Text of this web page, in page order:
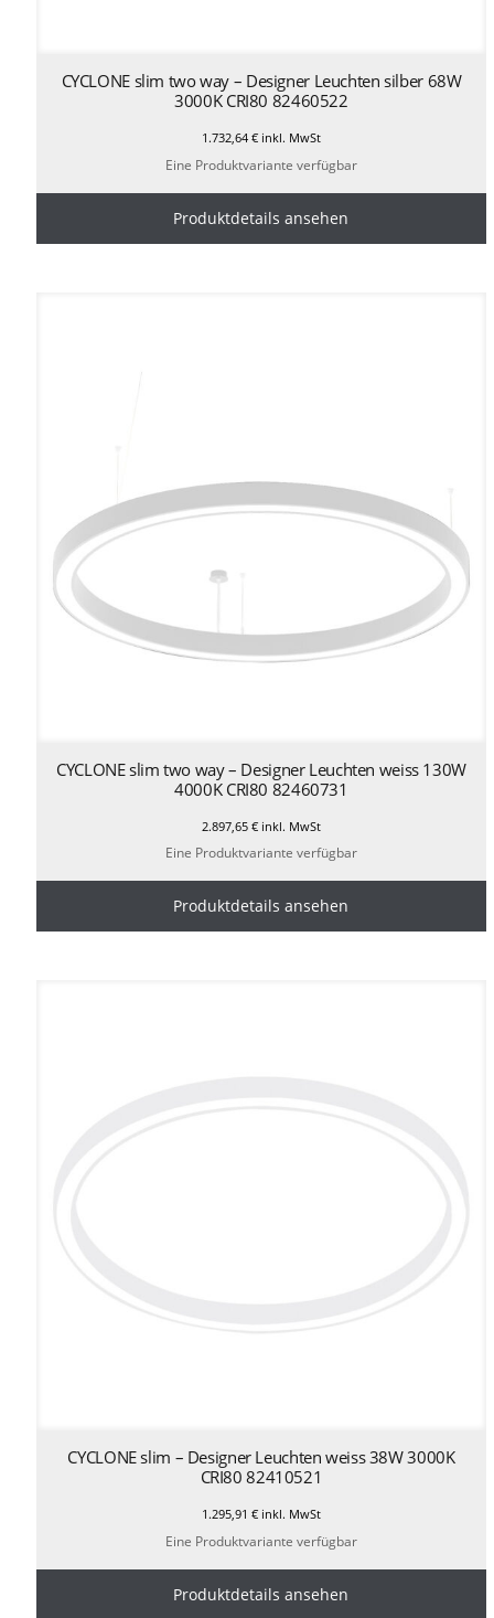
CYCLONE slim two way – Designer Leuchten silber 68W
3000K CRI80 82460522
1.732,64 €inkl. MwSt
Eine Produktvariante verfügbar
Produktdetails ansehen
CYCLONE slim two way – Designer Leuchten weiss 130W
4000K CRI80 82460731
2.897,65 €inkl. MwSt
Eine Produktvariante verfügbar
Produktdetails ansehen
CYCLONE slim – Designer Leuchten weiss 38W 3000K
CRI80 82410521
1.295,91 €inkl. MwSt
Eine Produktvariante verfügbar
Produktdetails ansehen